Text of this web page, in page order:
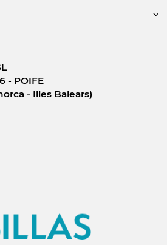
- POIFE
- Illes Balears)